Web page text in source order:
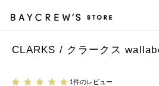
CLARKS / クラークス
1件のレビュー